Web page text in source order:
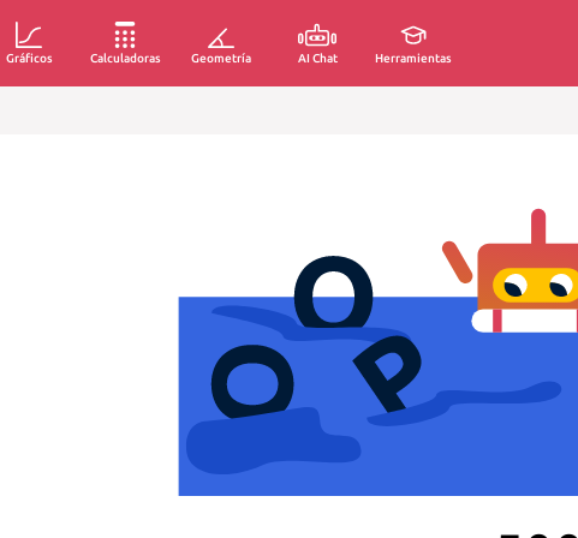
Gráficos Calculadoras Geometría AI Chat Herramientas